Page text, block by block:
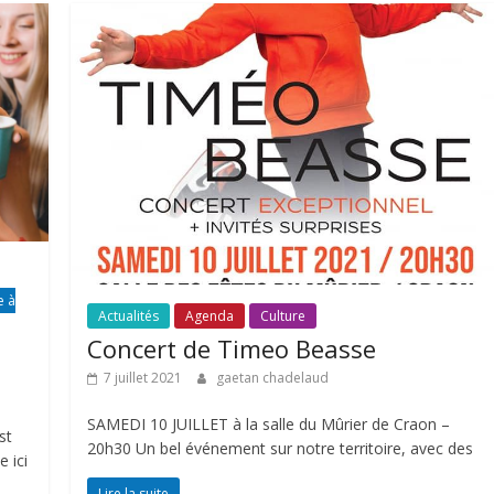
à
ici
Actualités Agenda Culture
Concert de Timeo Beasse
7 juillet 2021 gaetan chadelaud
SAMEDI 10 JUILLET à la salle du Mûrier de Craon –
20h30 Un bel événement sur notre territoire, avec des